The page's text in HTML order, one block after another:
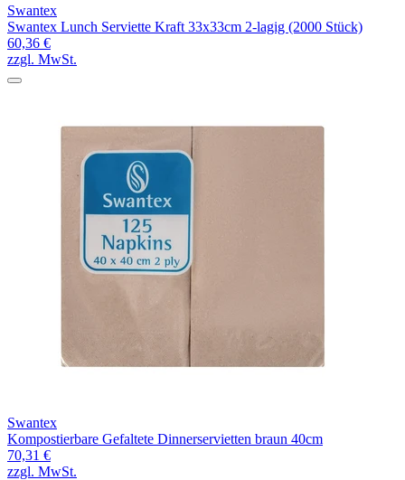
Swantex
Swantex Lunch Serviette Kraft 33x33cm 2-lagig (2000 Stück)
60,36 €
zzgl. MwSt.
Swantex
Kompostierbare Gefaltete Dinnerservietten braun 40cm
70,31 €
zzgl. MwSt.